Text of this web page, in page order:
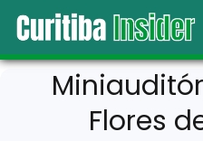
Flores